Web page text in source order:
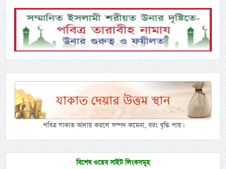
পবিত্র যাকাত আদায় করলে সম্পদ কমেনা, বরং বৃদ্ধি পায়।
বিশেষ ওয়েব সাইট লিংকসমূহ